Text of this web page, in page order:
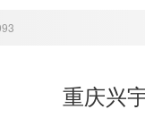
重庆兴